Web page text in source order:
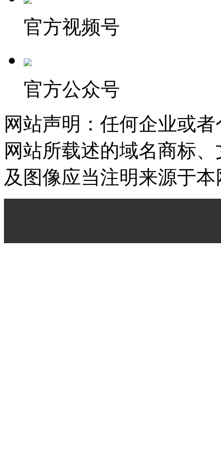
官方视频号
官方公众号
网站声明：任何企业或
网站所载述的域名商标
及图像应当注明来源于本